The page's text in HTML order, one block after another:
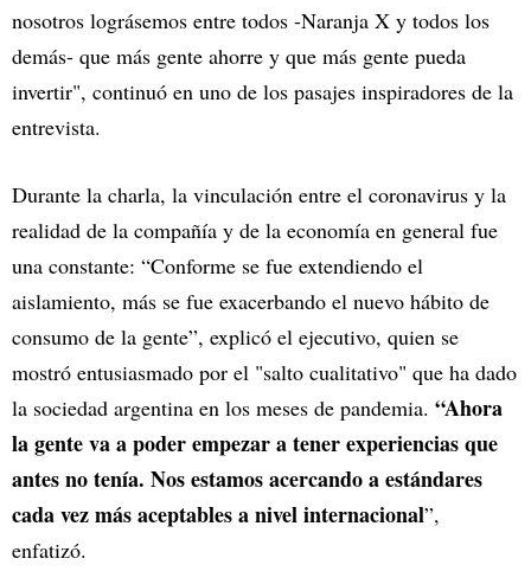
nosotros lográsemos entre todos -Naranja X y todos los
demás- que más gente ahorre y que más gente pueda
invertir", continuó en uno de los pasajes inspiradores de la
entrevista.
Durante la charla, la vinculación entre el coronavirus y la
realidad de la compañía y de la economía en general fue
una constante: “Conforme se fue extendiendo el
aislamiento, más se fue exacerbando el nuevo hábito de
consumo de la gente”, explicó el ejecutivo, quien se
mostró entusiasmado por el "salto cualitativo" que ha dado
la sociedad argentina en los meses de pandemia. “Ahora
la gente va a poder empezar a tener experiencias que
antes no tenía. Nos estamos acercando a estándares
cada vez más aceptables a nivel internacional”,
enfatizó.